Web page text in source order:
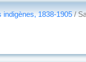
1838-1905/